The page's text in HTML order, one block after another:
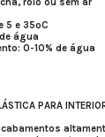
5 e 35ºC
água
0-10% de água
PARA